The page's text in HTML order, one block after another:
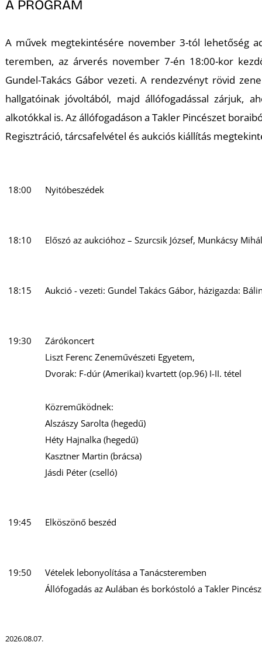
A PROGRAM
A művek megtekintésére november 3-tól lehetőség
teremben, az árverés november 7-én 18:00-kor
Gundel-Takács Gábor vezeti. A rendezvényt rövid
hallgatóinak jóvoltából, majd állófogadással zárjuk,
alkotókkal is. Az állófogadáson a Takler Pincészet
Regisztráció, tárcsafelvétel és aukciós kiállítás
18:00 Nyitóbeszédek
18:10 Előszó az aukcióhoz – Szurcsik József, Munkácsy
18:15 Aukció - vezeti: Gundel Takács Gábor, házigazda:
19:30
Zárókoncert
Liszt Ferenc Zeneművészeti Egyetem,
Dvorak: F-dúr (Amerikai) kvartett (op.96) I-II. tétel
Közreműködnek:
Alszászy Sarolta (hegedű)
Héty Hajnalka (hegedű)
Kasztner Martin (brácsa)
Jásdi Péter (cselló)
19:45 Elköszönő beszéd
19:50
Vételek lebonyolítása a Tanácsteremben
Állófogadás az Aulában és borkóstoló a Takler
2026.08.07.